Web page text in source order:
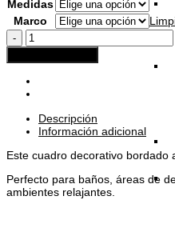
Medidas
Marco
Bonjour
la
mer
cantidad
Descripción
Información adicional
Este cuadro decorativo bordado
Perfecto para baños, áreas de
ambientes relajantes.